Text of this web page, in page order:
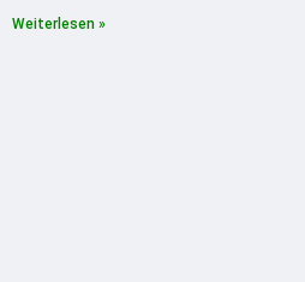
Weiterlesen »